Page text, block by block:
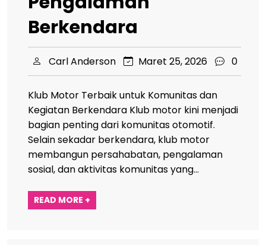
Berkendara
Carl Anderson Maret 25, 2026 0
Klub Motor Terbaik untuk Komunitas dan
Kegiatan Berkendara Klub motor kini menjadi
bagian penting dari komunitas otomotif.
Selain sekadar berkendara, klub motor
membangun persahabatan, pengalaman
sosial, dan aktivitas komunitas yang…
READ MORE +